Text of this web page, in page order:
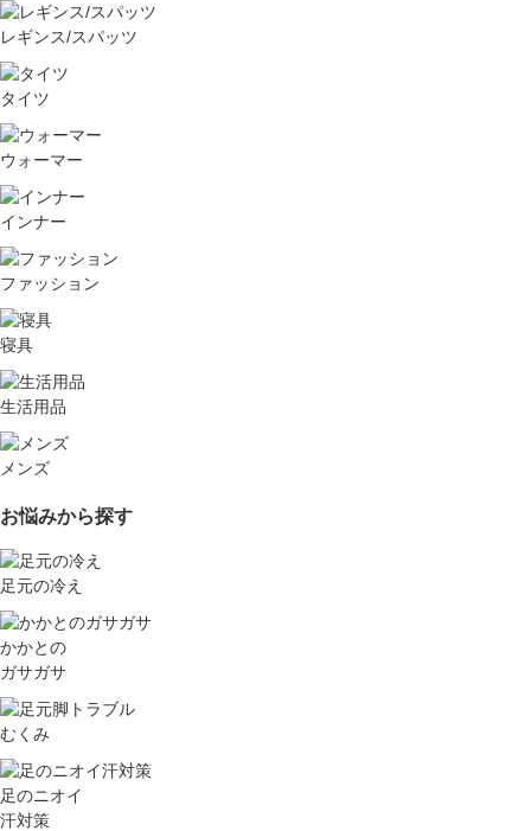
レギンス/スパッツ
タイツ
ウォーマー
インナー
ファッション
寝具
生活用品
メンズ
お悩みから探す
足元の冷え
かかとの
ガサガサ
むくみ
足のニオイ
汗対策